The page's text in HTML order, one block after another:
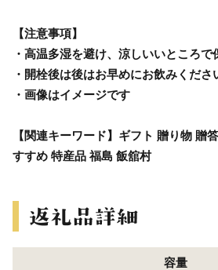
【注意事項】
・高温多湿を避け、涼しいいところ
・開栓後は後はお早めにお飲みくださ
・画像はイメージです
【関連キーワード】ギフト 贈り物 贈
すすめ 特産品 福島 飯舘村
容量